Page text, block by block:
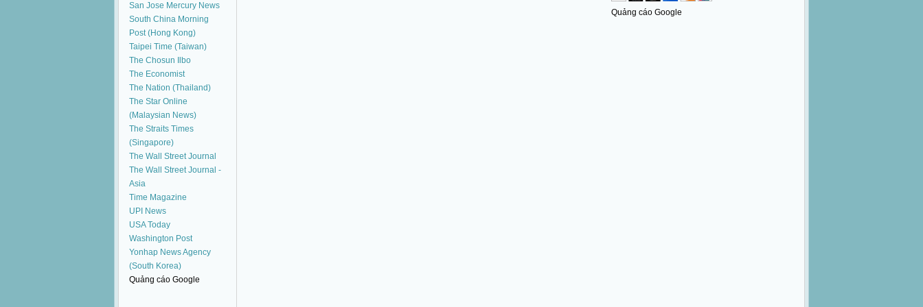
San Jose Mercury News
South China Morning
Post (Hong Kong)
Taipei Time (Taiwan)
The Chosun Ilbo
The Economist
The Nation (Thailand)
The Star Online
(Malaysian News)
The Straits Times
(Singapore)
The Wall Street Journal
The Wall Street Journal -
Asia
Time Magazine
UPI News
USA Today
Washington Post
Yonhap News Agency
(South Korea)
Quảng cáo Google
Quảng cáo Google